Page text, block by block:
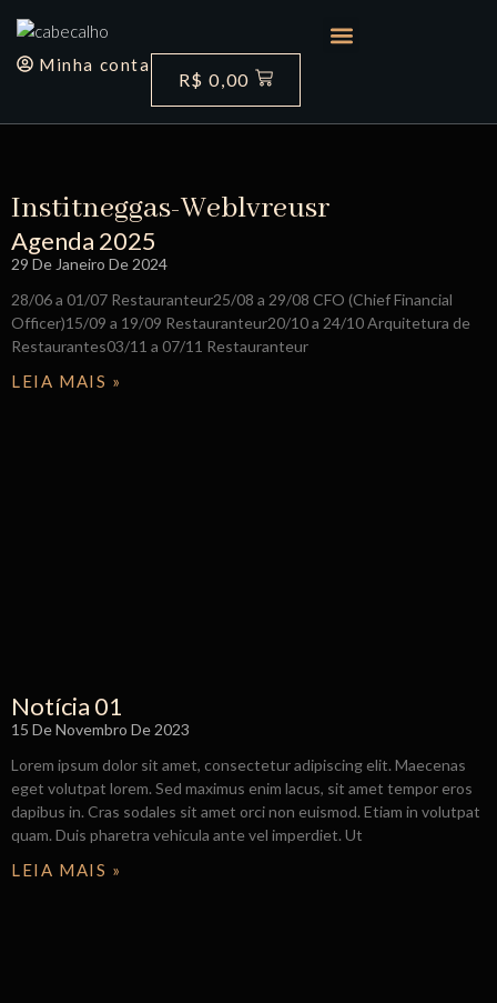
Minha conta
R$ 0,00
Institneggas-Weblvreusr
Agenda 2025
29 De Janeiro De 2024
28/06 a 01/07 Restauranteur25/08 a 29/08 CFO (Chief Financial
Officer)15/09 a 19/09 Restauranteur20/10 a 24/10 Arquitetura de
Restaurantes03/11 a 07/11 Restauranteur
LEIA MAIS »
Notícia 01
15 De Novembro De 2023
Lorem ipsum dolor sit amet, consectetur adipiscing elit. Maecenas
eget volutpat lorem. Sed maximus enim lacus, sit amet tempor eros
dapibus in. Cras sodales sit amet orci non euismod. Etiam in volutpat
quam. Duis pharetra vehicula ante vel imperdiet. Ut
LEIA MAIS »